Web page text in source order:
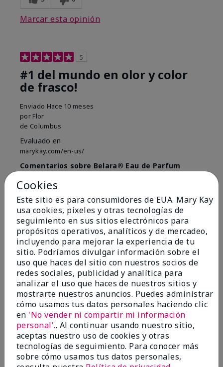
Marcar esta opinión
5
#1 del mundo en olor y color
de frasco!
Enviado Hace 10 meses
por Flor
de Columbus
Evaluado en
marykay.com/en-us/
Comentarios sobre Belara® Eau de Parfum
ConclusiónSí, recomendaría a un amigo
¿Le ha resultado útil esta
opinión?
4 0
Marcar esta opinión
5
Kristen
EnviadoHace 10 meses
porJennifer
Cookies
Este sitio es para consumidores de EUA. Mary Kay
usa cookies, pixeles y otras tecnologías de
seguimiento en sus sitios electrónicos para
propósitos operativos, analíticos y de mercadeo,
incluyendo para mejorar la experiencia de tu
sitio. Podríamos divulgar información sobre el
uso que haces del sitio con nuestros socios de
redes sociales, publicidad y analítica para
analizar el uso que haces de nuestros sitios y
mostrarte nuestros anuncios. Puedes administrar
cómo usamos tus datos personales haciendo clic
en 'No vender ni compartir mi información
personal'.. Al continuar usando nuestro sitio,
aceptas nuestro uso de cookies y otras
tecnologías de seguimiento. Para conocer más
sobre cómo usamos tus datos personales,